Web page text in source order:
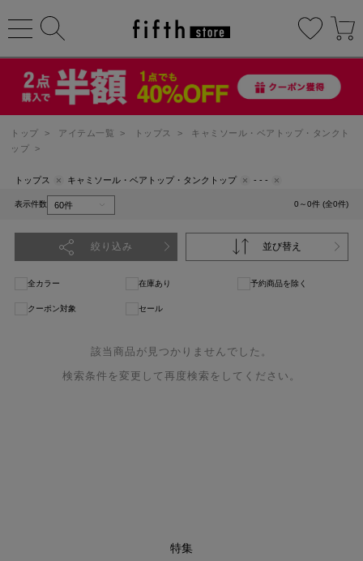
トップ > アイテム一覧 > トップス >
キャミソール・ベアトップ・タンクト
ップ
>
トップス キャミソール・ベアトップ・タンクトップ - - -
表示件数 0～0件 (全0件)
絞り込み 並び替え
全カラー 在庫あり 予約商品を除く
クーポン対象 セール
該当商品が見つかりませんでした。
検索条件を変更して再度検索をしてください。
特集